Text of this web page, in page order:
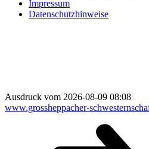
Impressum
Datenschutzhinweise
Ausdruck vom 2026-08-09 08:08
www.grossheppacher-